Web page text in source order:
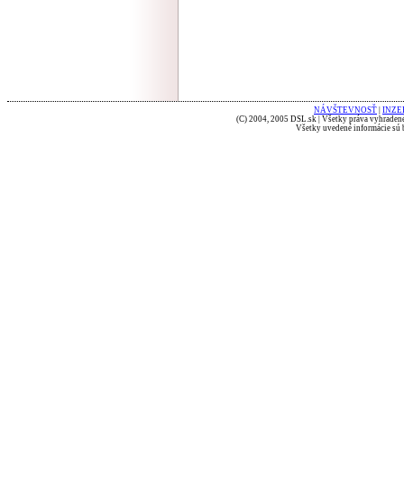
NÁVŠTEVNOSŤ
(C) 2004, 2005 DSL.sk | Všetky práva
Všetky uvedené informácie sú